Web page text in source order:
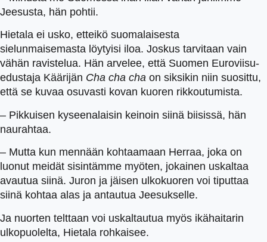
Jeesusta, hän pohtii.
Hietala ei usko, etteikö suomalaisesta
sielunmaisemasta löytyisi iloa. Joskus tarvitaan vain
vähän ravistelua. Hän arvelee, että Suomen Euroviisu-
edustaja Käärijän Cha cha cha on siksikin niin suosittu,
että se kuvaa osuvasti kovan kuoren rikkoutumista.
– Pikkuisen kyseenalaisin keinoin siinä biisissä, hän
naurahtaa.
– Mutta kun mennään kohtaamaan Herraa, joka on
luonut meidät sisintämme myöten, jokainen uskaltaa
avautua siinä. Juron ja jäisen ulkokuoren voi tiputtaa
siinä kohtaa alas ja antautua Jeesukselle.
Ja nuorten telttaan voi uskaltautua myös ikähaitarin
ulkopuolelta, Hietala rohkaisee.